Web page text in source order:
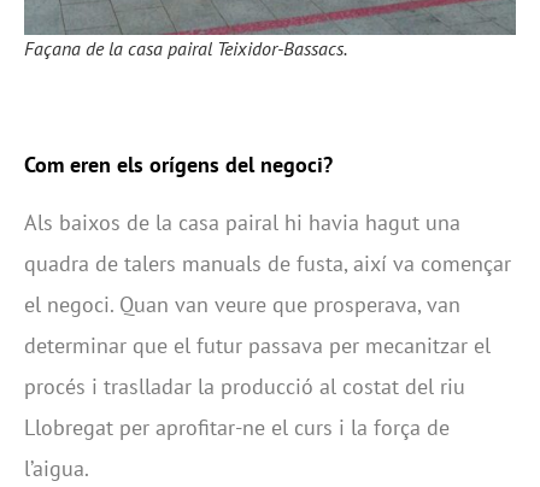
Façana de la casa pairal Teixidor-Bassacs.
Com eren els orígens del negoci?
Als baixos de la casa pairal hi havia hagut una
quadra de talers manuals de fusta, així va començar
el negoci. Quan van veure que prosperava, van
determinar que el futur passava per mecanitzar el
procés i traslladar la producció al costat del riu
Llobregat per aprofitar-ne el curs i la força de
l’aigua.